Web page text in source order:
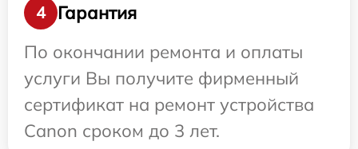
4
Гарантия
По окончании ремонта и оплаты
услуги Вы получите фирменный
сертификат на ремонт устройства
Canon сроком до 3 лет.